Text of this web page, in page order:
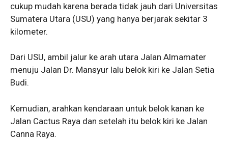
cukup mudah karena berada tidak jauh dari Universitas
Sumatera Utara (USU) yang hanya berjarak sekitar 3
kilometer.
Dari USU, ambil jalur ke arah utara Jalan Almamater
menuju Jalan Dr. Mansyur lalu belok kiri ke Jalan Setia
Budi.
Kemudian, arahkan kendaraan untuk belok kanan ke
Jalan Cactus Raya dan setelah itu belok kiri ke Jalan
Canna Raya.